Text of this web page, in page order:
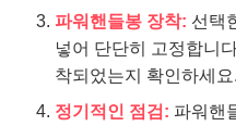
파워핸들봉 장착: 선택
넣어 단단히 고정합니
착되었는지 확인하세요.
정기적인 점검: 파워핸